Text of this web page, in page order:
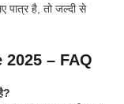
है, तो जल्दी से
– FAQ